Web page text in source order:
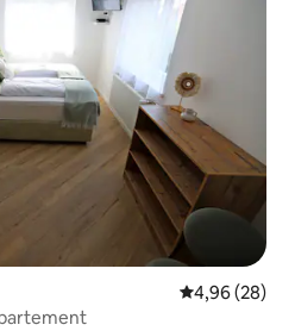
Gemiddelde
4,96 (28)